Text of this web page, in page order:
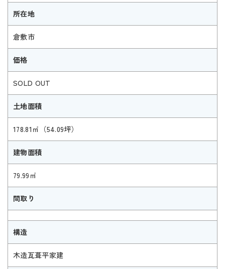
所在地
倉敷市
価格
SOLD OUT
土地面積
178.81㎡（54.09坪）
建物面積
79.99㎡
間取り
構造
木造瓦葺平家建